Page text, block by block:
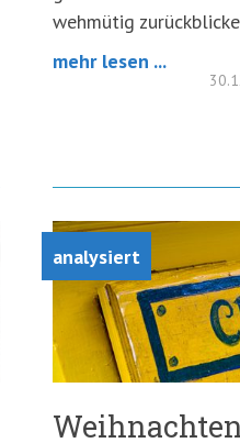
wehmütig
mehr lesen ...
analysiert